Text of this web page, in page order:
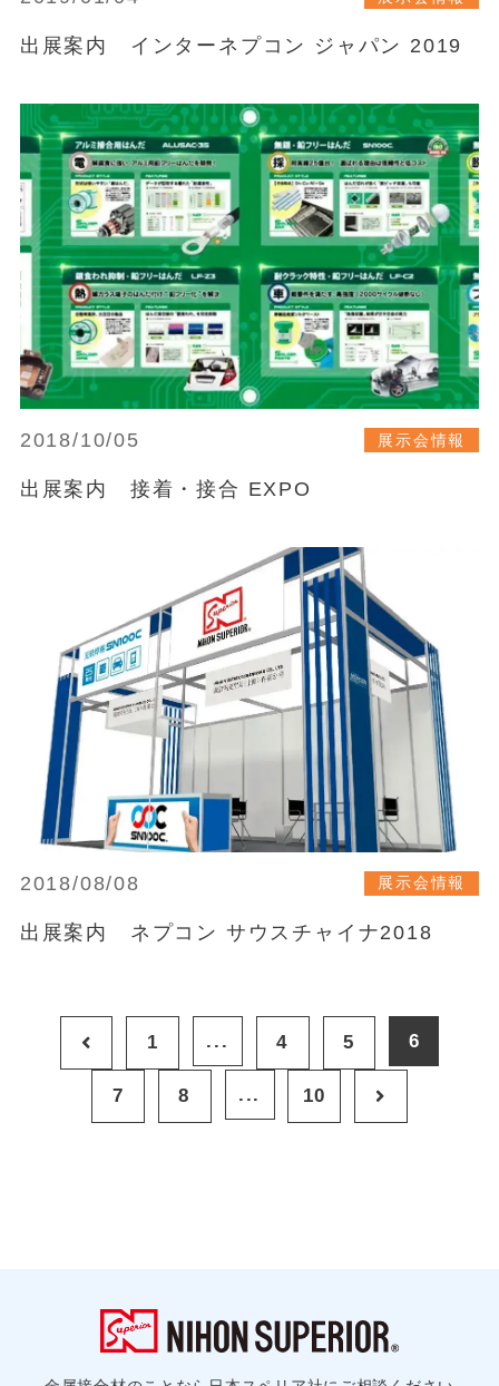
出展案内 インターネプコン ジャパン 2019
2018/10/05 展示会情報
出展案内 接着・接合 EXPO
2018/08/08 展示会情報
出展案内 ネプコン サウスチャイナ2018
1 ... 4 5 6
7 8 ... 10